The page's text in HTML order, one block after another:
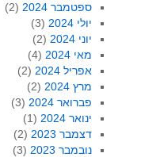
ספטמבר 2024
(2)
יולי 2024
(3)
יוני 2024
(2)
מאי 2024
(4)
אפריל 2024
(2)
מרץ 2024
(2)
פברואר 2024
(3)
ינואר 2024
(1)
דצמבר 2023
(2)
נובמבר 2023
(3)